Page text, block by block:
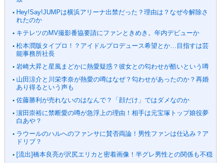
Hey!Say!JUMPは横浜アリーナ出禁だった？理由は？なぜ今解除さ
れたのか
キテレツのMV撮影番協要請にファンときめき。年内デビューか
松本潤版タイプロ！？アイドルプロデュース希望とか…目指すは芸
能事務所社長
岩崎大昇と星風まどかに熱愛疑惑？彼女との匂わせが酷いという噂
山田涼介と川栄李奈が熱愛の噂はなぜ？匂わせがあったのか？再婚
あり得るという声も
佐藤勝利が売れないのはなんで？「顔だけ」ではダメなのか
濵田崇裕に禁断愛の噂が急浮上の理由！相手は元宝塚トップ娘役夢
白あや？
ラウールのハルへのファンサに賛否両論！男性ファンは仕込み？ア
ドリブ？
[流出]橋本良亮が沢尻エリカと密着画像！半グレ男性との関係も不穏